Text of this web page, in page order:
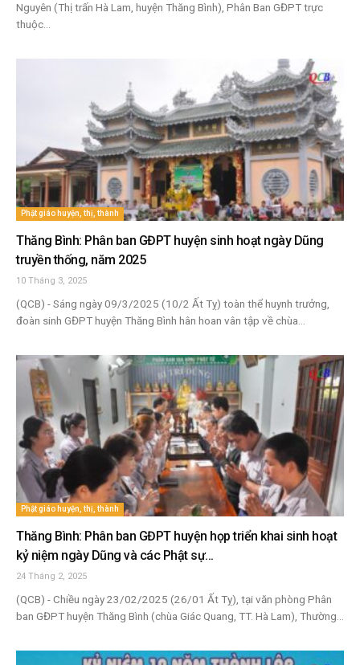
Nguyên (Thị trấn Hà Lam, huyện Thăng Bình), Phân Ban GĐPT trực
thuộc...
Phật giáo huyện, thị, thành
Thăng Bình: Phân ban GĐPT huyện sinh hoạt ngày Dũng
truyền thống, năm 2025
10 Tháng 3, 2025
(QCB) - Sáng ngày 09/3/2025 (10/2 Ất Tỵ) toàn thể huynh trưởng,
đoàn sinh GĐPT huyện Thăng Bình hân hoan vân tập về chùa...
Phật giáo huyện, thị, thành
Thăng Bình: Phân ban GĐPT huyện họp triển khai sinh hoạt
kỷ niệm ngày Dũng và các Phật sự...
24 Tháng 2, 2025
(QCB) - Chiều ngày 23/02/2025 (26/01 Ất Tỵ), tại văn phòng Phân
ban GĐPT huyện Thăng Bình (chùa Giác Quang, TT. Hà Lam), Thường...